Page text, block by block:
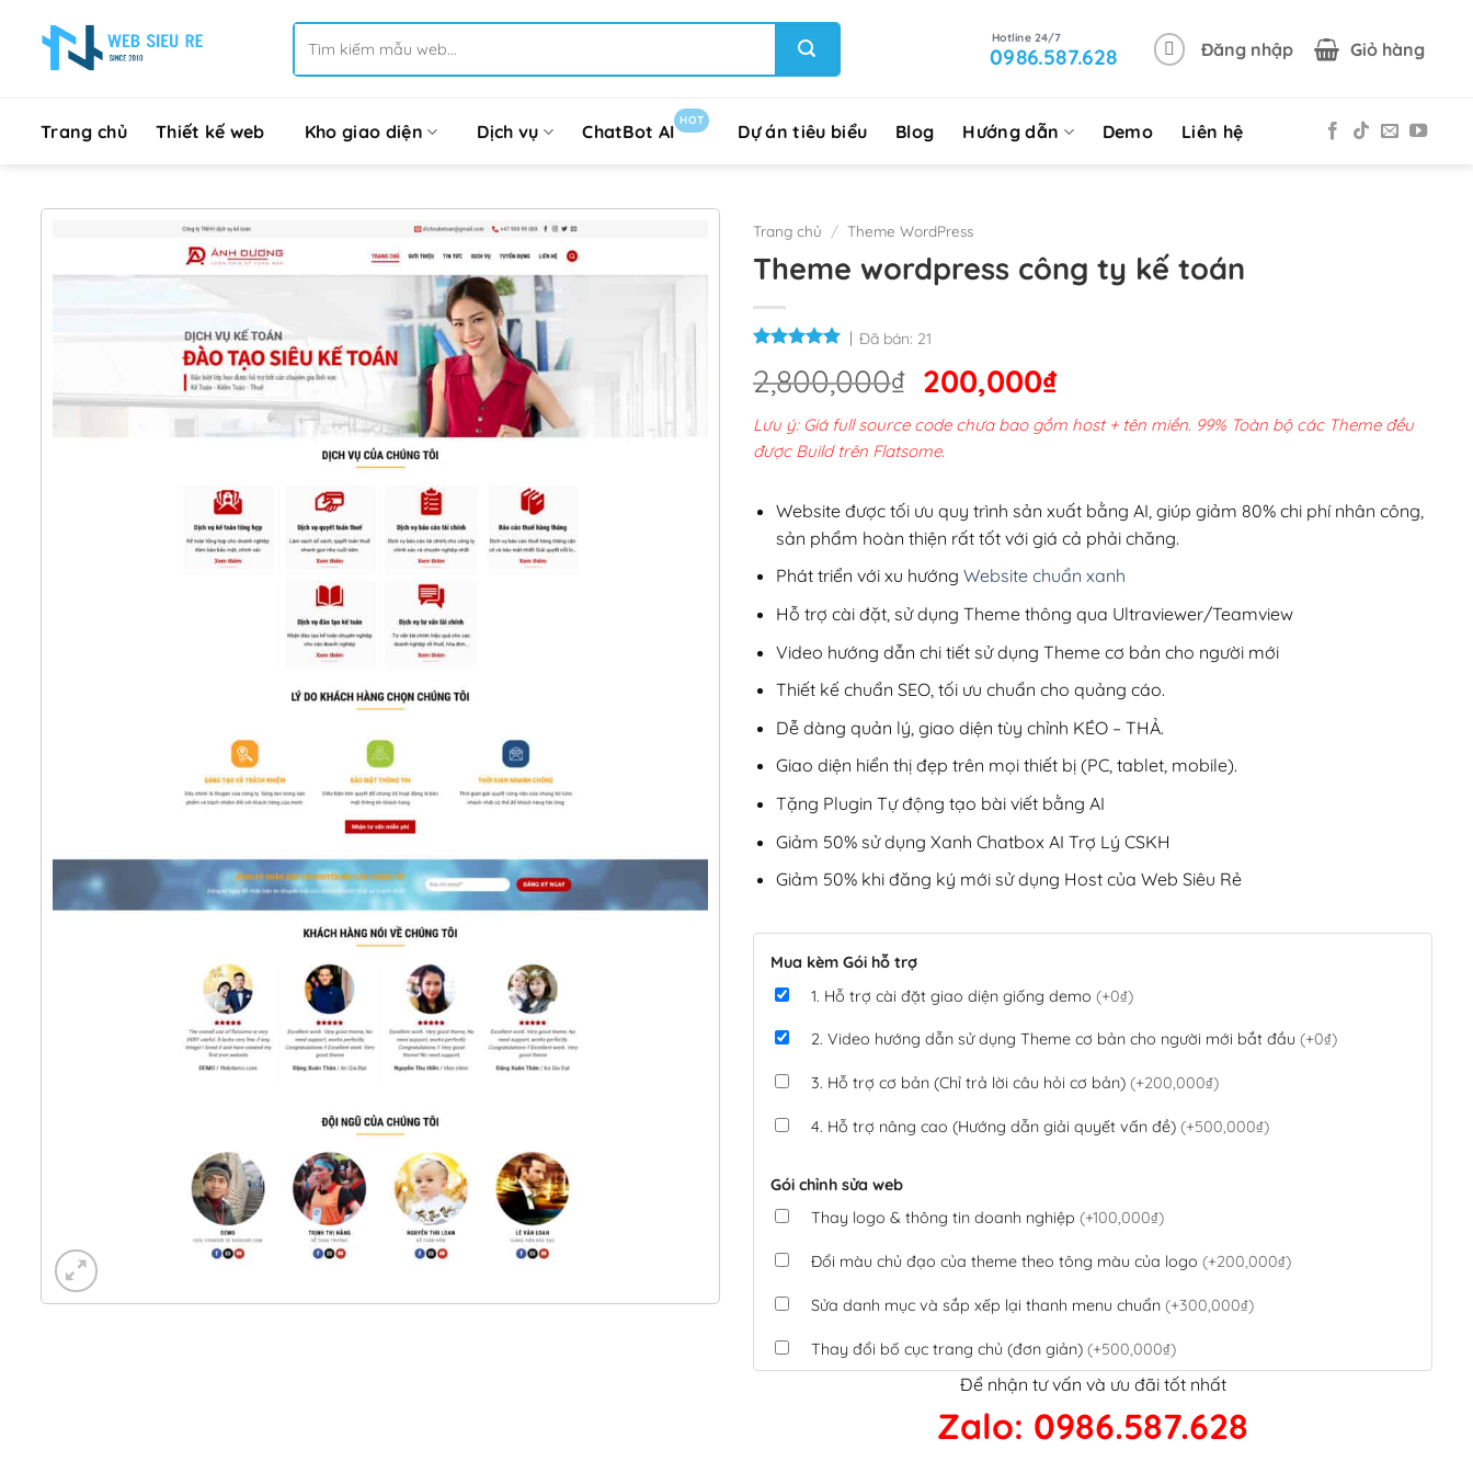
kiếm:
0986.587.628 Đăng nhập Giỏ hàng
Trang chủ Thiết kế web Kho giao diện Dịch vụ ChatBot AI
HOT
Dự án tiêu biểu Blog Hướng dẫn Demo Liên hệ
Trang chủ / Theme WordPress
Theme wordpress công ty kế toán
Đã bán: 21
2,800,000₫ Giá
gốc
là:
200,000₫Giá
hiện
tại
200,000₫.
Lưu ý: Giá full source code chưa bao gồm host + tên miền. 99% Toàn bộ các Theme đều
được Build trên Flatsome.
Website được tối ưu quy trình sản xuất bằng AI, giúp giảm 80% chi phí nhân công,
sản phẩm hoàn thiện rất tốt với giá cả phải chăng.
Phát triển với xu hướng Website chuẩn xanh
Hỗ trợ cài đặt, sử dụng Theme thông qua Ultraviewer/Teamview
Video hướng dẫn chi tiết sử dụng Theme cơ bản cho người mới
Thiết kế chuẩn SEO, tối ưu chuẩn cho quảng cáo.
Dễ dàng quản lý, giao diện tùy chỉnh KÉO – THẢ.
Giao diện hiển thị đẹp trên mọi thiết bị (PC, tablet, mobile).
Tặng Plugin Tự động tạo bài viết bằng AI
Giảm 50% sử dụng Xanh Chatbox AI Trợ Lý CSKH
Giảm 50% khi đăng ký mới sử dụng Host của Web Siêu Rẻ
Mua kèm Gói hỗ trợ
1. Hỗ trợ cài đặt giao diện giống demo (+0₫)
2. Video hướng dẫn sử dụng Theme cơ bản cho người mới bắt đầu (+0₫)
3. Hỗ trợ cơ bản (Chỉ trả lời câu hỏi cơ bản) (+200,000₫)
4. Hỗ trợ nâng cao (Hướng dẫn giải quyết vấn đề) (+500,000₫)
Gói chỉnh sửa web
Thay logo & thông tin doanh nghiệp (+100,000₫)
Đổi màu chủ đạo của theme theo tông màu của logo (+200,000₫)
Sửa danh mục và sắp xếp lại thanh menu chuẩn (+300,000₫)
Thay đổi bố cục trang chủ (đơn giản) (+500,000₫)
Tích hợp thanh toán QR Code ngân hàng(+100,000₫)
Xác minh Website, liên kết google, cập nhật sitemap(+50,000₫)
Để nhận tư vấn và ưu đãi tốt nhất
Zalo: 0986.587.628